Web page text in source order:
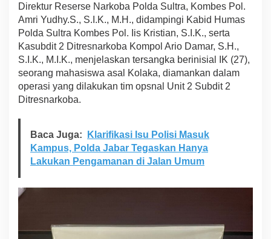
a
b
u
,
M
a
h
a
s
a
A
s
a
Direktur Reserse Narkoba Polda Sultra, Kombes Pol.
Amri Yudhy.S., S.I.K., M.H., didampingi Kabid Humas
Polda Sultra Kombes Pol. Iis Kristian, S.I.K., serta
Kasubdit 2 Ditresnarkoba Kompol Ario Damar, S.H.,
S.I.K., M.I.K., menjelaskan tersangka berinisial IK (27),
seorang mahasiswa asal Kolaka, diamankan dalam
operasi yang dilakukan tim opsnal Unit 2 Subdit 2
Ditresnarkoba.
Baca Juga:
Klarifikasi Isu Polisi Masuk
Kampus, Polda Jabar Tegaskan Hanya
Lakukan Pengamanan di Jalan Umum